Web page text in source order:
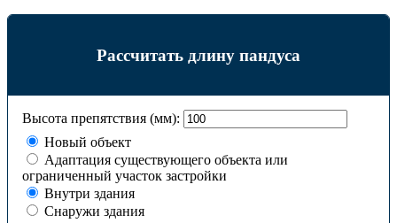
Рассчитать длину пандуса
Высота препятствия (мм):
Новый объект
Адаптация существующего объекта или
ограниченный участок застройки
Внутри здания
Снаружи здания